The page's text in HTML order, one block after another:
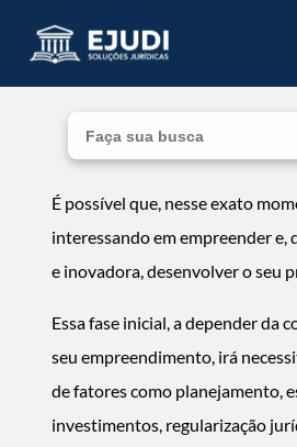
É possível que, nesse exato
interessando em empreender e,
e inovadora, desenvolver o seu
Essa fase inicial, a depender da
seu empreendimento, irá
de fatores como planejamento,
investimentos, regularização